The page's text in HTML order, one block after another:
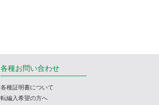
各種お問い合わせ
各種証明書について
転編入希望の方へ